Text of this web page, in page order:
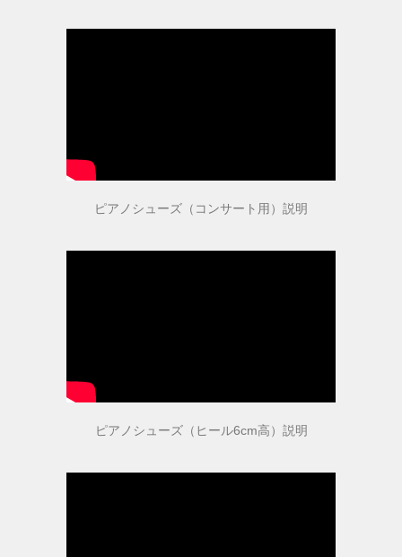
お問い合わせ
ピアノシューズ（コンサート用）説明
ピアノシューズ（ヒール6cm高）説明